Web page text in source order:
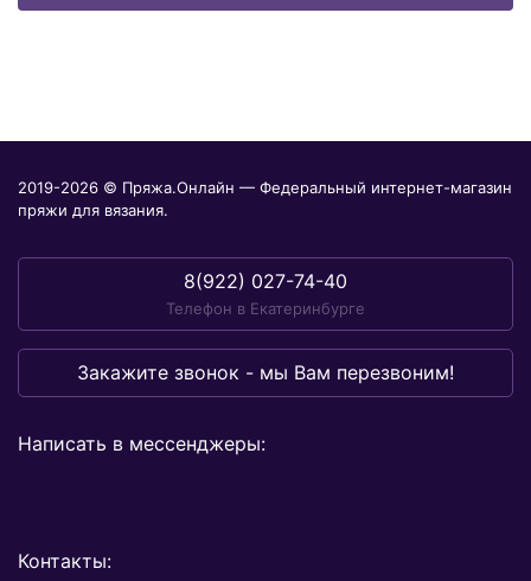
2019-2026 © Пряжа.Онлайн — Федеральный интернет-магазин
пряжи для вязания.
8(922) 027-74-40
Телефон в Екатеринбурге
Закажите звонок - мы Вам перезвоним!
Написать в мессенджеры:
Контакты: